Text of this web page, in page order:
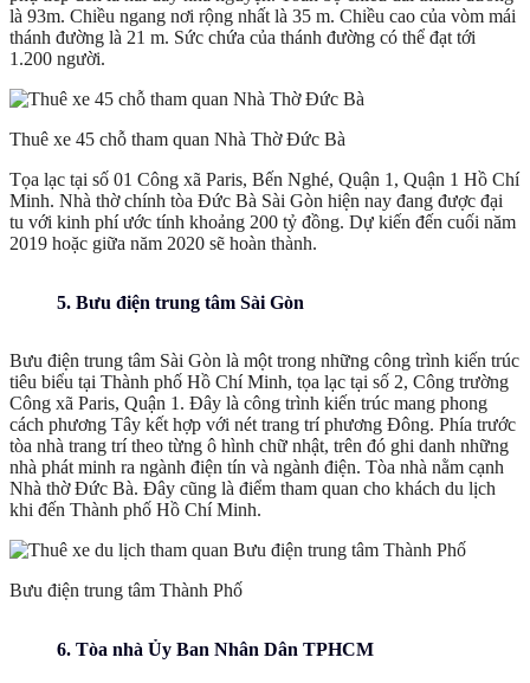
là 93m. Chiều ngang nơi rộng nhất là 35 m. Chiều cao của vòm mái
thánh đường là 21 m. Sức chứa của thánh đường có thể đạt tới
1.200 người.
Thuê xe 45 chỗ tham quan Nhà Thờ Đức Bà
Tọa lạc tại số 01 Công xã Paris, Bến Nghé, Quận 1, Quận 1 Hồ Chí
Minh. Nhà thờ chính tòa Đức Bà Sài Gòn hiện nay đang được đại
tu với kinh phí ước tính khoảng 200 tỷ đồng. Dự kiến đến cuối năm
2019 hoặc giữa năm 2020 sẽ hoàn thành.
5. Bưu điện trung tâm Sài Gòn
Bưu điện trung tâm Sài Gòn là một trong những công trình kiến trúc
tiêu biểu tại Thành phố Hồ Chí Minh, tọa lạc tại số 2, Công trường
Công xã Paris, Quận 1. Đây là công trình kiến trúc mang phong
cách phương Tây kết hợp với nét trang trí phương Đông. Phía trước
tòa nhà trang trí theo từng ô hình chữ nhật, trên đó ghi danh những
nhà phát minh ra ngành điện tín và ngành điện. Tòa nhà nằm cạnh
Nhà thờ Đức Bà. Đây cũng là điểm tham quan cho khách du lịch
khi đến Thành phố Hồ Chí Minh.
Bưu điện trung tâm Thành Phố
6. Tòa nhà Ủy Ban Nhân Dân TPHCM